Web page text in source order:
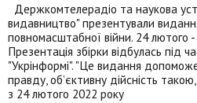
Держкомтелерадіо та наукова
видавництво" презентували
повномасштабної війни. 24 лютого
Презентація збірки відбулась під
"Укрінформі". "Це видання
правду, об’єктивну дійсність
з 24 лютого 2022 року